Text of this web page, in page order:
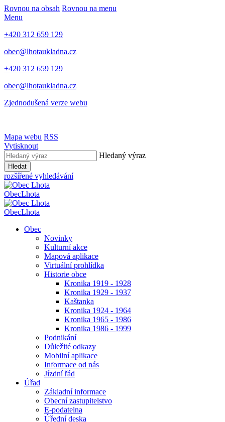
Rovnou na obsah Rovnou na menu
Menu
+420 312 659 129
obec@lhotaukladna.cz
+420 312 659 129
obec@lhotaukladna.cz
Zjednodušená verze webu
Mapa webu RSS
Vytisknout
Hledaný výraz
Hledat
rozšířené vyhledávání
ObecLhota
ObecLhota
Obec
Novinky
Kulturní akce
Mapová aplikace
Virtuální prohlídka
Historie obce
Kronika 1919 - 1928
Kronika 1929 - 1937
Kaštanka
Kronika 1924 - 1964
Kronika 1965 - 1986
Kronika 1986 - 1999
Podnikání
Důležité odkazy
Mobilní aplikace
Informace od nás
Jízdní řád
Úřad
Základní informace
Obecní zastupitelstvo
E-podatelna
Úřední deska